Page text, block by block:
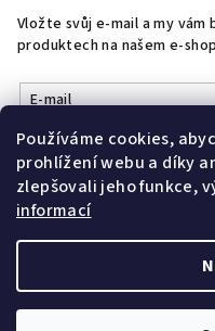
Používáme cookies,
prohlížení webu a díky
zlepšovali jeho funkce,
informací
Vložte svůj e-mail a my
produktech na našem e-
E-mail
Vložením e-mailu
údajů
Přihlásit se